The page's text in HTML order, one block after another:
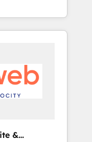
certified
to
Our
motion.
CRMs to
🔹
&